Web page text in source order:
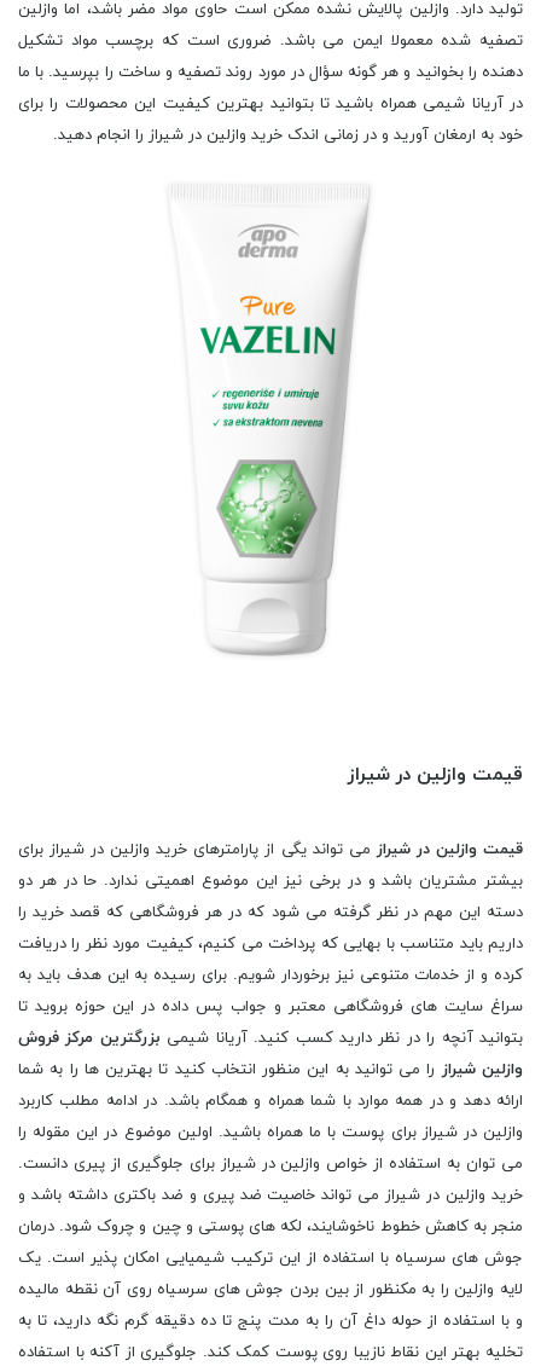
تولید دارد. وازلین پالایش نشده ممکن است حاوی مواد مضر باشد، اما وازلین
تصفیه شده معمولا ایمن می باشد. ضروری است که برچسب مواد تشکیل
دهنده را بخوانید و هر گونه سؤال در مورد روند تصفیه و ساخت را بپرسید. با ما
در آریانا شیمی همراه باشید تا بتوانید بهترین کیفیت این محصولات را برای
خود به ارمغان آورید و در زمانی اندک خرید وازلین در شیراز را انجام دهید.
قیمت وازلین در شیراز
قیمت وازلین در شیراز می تواند یگی از پارامترهای خرید وازلین در شیراز برای
بیشتر مشتریان باشد و در برخی نیز این موضوع اهمیتی ندارد. حا در هر دو
دسته این مهم در نظر گرفته می شود که در هر فروشگاهی که قصد خرید را
داریم باید متناسب با بهایی که پرداخت می کنیم، کیفیت مورد نظر را دریافت
کرده و از خدمات متنوعی نیز برخوردار شویم. برای رسیده به این هدف باید به
سراغ سایت های فروشگاهی معتبر و جواب پس داده در این حوزه بروید تا
بتوانید آنچه را در نظر دارید کسب کنید. آریانا شیمی بزرگترین مرکز فروش
وازلین شیراز را می توانید به این منظور انتخاب کنید تا بهترین ها را به شما
ارائه دهد و در همه موارد با شما همراه و همگام باشد. در ادامه مطلب کاربرد
وازلین در شیراز برای پوست با ما همراه باشید. اولین موضوع در این مقوله را
می توان به استفاده از خواص وازلین در شیراز برای جلوگیری از پیری دانست.
خرید وازلین در شیراز می تواند خاصیت ضد پیری و ضد باکتری داشته باشد و
منجر به کاهش خطوط ناخوشایند، لکه های پوستی و چین و چروک شود. درمان
جوش های سرسیاه با استفاده از این ترکیب شیمیایی امکان پذیر است. یک
لایه وازلین را به مکنظور از بین بردن جوش های سرسیاه روی آن نقطه مالیده
و با استفاده از حوله داغ آن را به مدت پنج تا ده دقیقه گرم نگه دارید، تا به
تخلیه بهتر این نقاط نازیبا روی پوست کمک کند. جلوگیری از آکنه با استفاده